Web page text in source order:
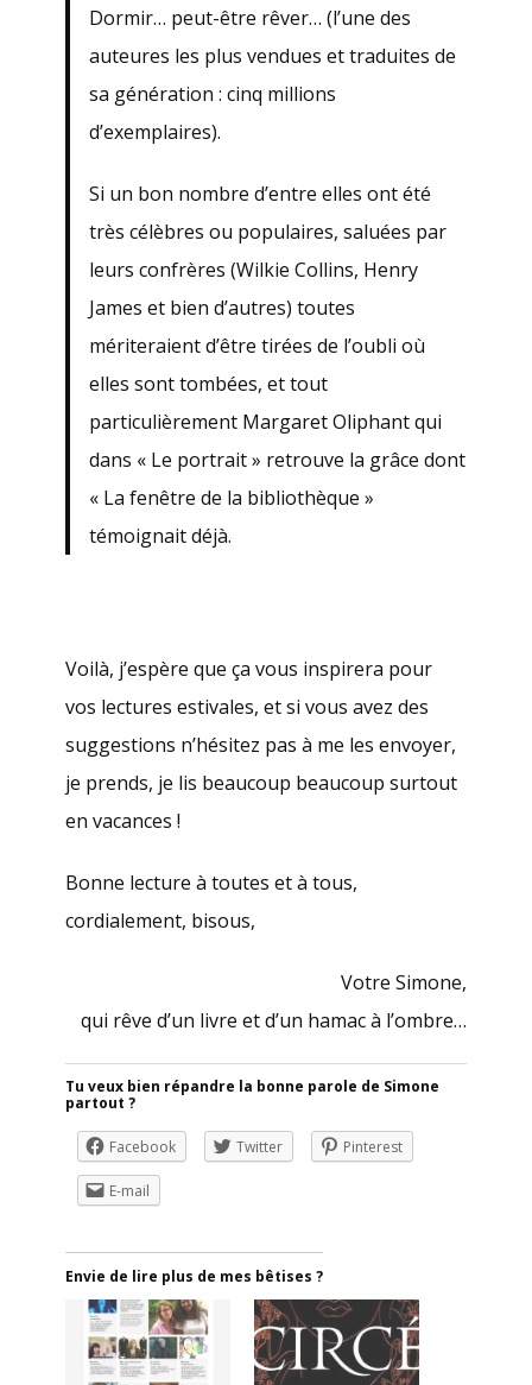
Dormir… peut-être rêver… (l’une des
auteures les plus vendues et traduites de
sa génération : cinq millions
d’exemplaires).
Si un bon nombre d’entre elles ont été
très célèbres ou populaires, saluées par
leurs confrères (Wilkie Collins, Henry
James et bien d’autres) toutes
mériteraient d’être tirées de l’oubli où
elles sont tombées, et tout
particulièrement Margaret Oliphant qui
dans « Le portrait » retrouve la grâce dont
« La fenêtre de la bibliothèque »
témoignait déjà.
Voilà, j’espère que ça vous inspirera pour
vos lectures estivales, et si vous avez des
suggestions n’hésitez pas à me les envoyer,
je prends, je lis beaucoup beaucoup surtout
en vacances !
Bonne lecture à toutes et à tous,
cordialement, bisous,
Votre Simone,
qui rêve d’un livre et d’un hamac à l’ombre…
Tu veux bien répandre la bonne parole de Simone
partout ?
Facebook Twitter Pinterest
E-mail
Envie de lire plus de mes bêtises ?